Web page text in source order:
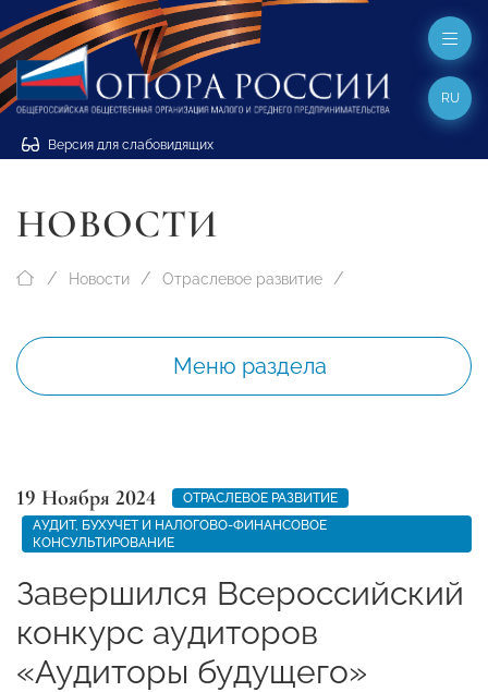
Версия для слабовидящих
RU
НОВОСТИ
Новости Отраслевое развитие
Меню раздела
19 Ноября 2024
ОТРАСЛЕВОЕ РАЗВИТИЕ
АУДИТ, БУХУЧЕТ И НАЛОГОВО-ФИНАНСОВОЕ
КОНСУЛЬТИРОВАНИЕ
Завершился Всероссийский
конкурс аудиторов
«Аудиторы будущего»